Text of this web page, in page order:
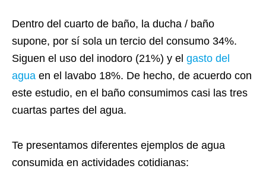
Dentro del cuarto de baño, l a ducha / baño
supone, por sí sola un tercio del consumo 34%.
Siguen el uso del inodoro (21%) y el gasto del
agua en el lavabo 18%. De hecho, de acuerdo con
este estudio, en el baño consumimos casi las tres
cuartas partes del agua.
Te presentamos diferentes ejemplos de agua
consumida en actividades cotidianas: